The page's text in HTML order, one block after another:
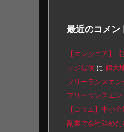
最近のコメン
【エンジニア】
ッジ提供 に 鶴大
フリーランスエン
フリーランスエン
【コラム】中小
副業で会社辞め